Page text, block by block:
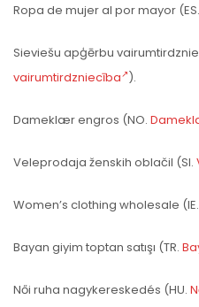
Ropa de mujer al por mayor (ES.
Sieviešu apģērbu
vairumtirdzniecība ).
Dameklær engros (NO.
Veleprodaja ženskih oblačil (SI.
Women’s clothing wholesale (IE.
Bayan giyim toptan satışı (TR.
Női ruha nagykereskedés (HU.